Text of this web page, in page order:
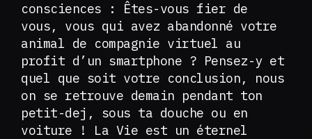
consciences : Êtes-vous fier de
vous, vous qui avez abandonné votre
animal de compagnie virtuel au
profit d’un smartphone ? Pensez-y et
quel que soit votre conclusion, nous
on se retrouve demain pendant ton
petit-dej, sous ta douche ou en
voiture ! La Vie est un éternel